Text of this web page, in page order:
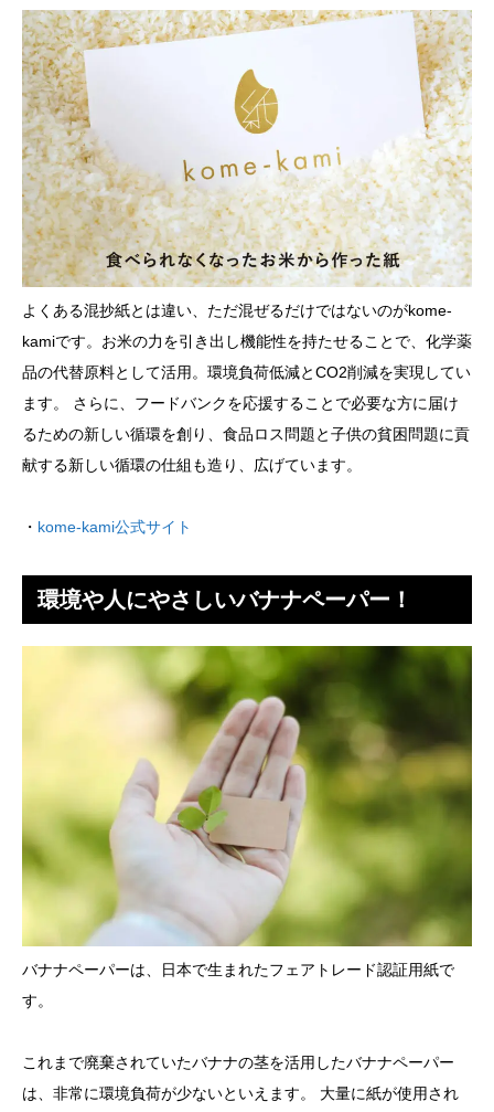
よくある混抄紙とは違い、ただ混ぜるだけではないのがkome-
kamiです。お米の力を引き出し機能性を持たせることで、化学薬
品の代替原料として活用。環境負荷低減とCO2削減を実現してい
ます。 さらに、フードバンクを応援することで必要な方に届け
るための新しい循環を創り、食品ロス問題と子供の貧困問題に貢
献する新しい循環の仕組も造り、広げています。
・ kome-kami公式サイト
環境や人にやさしいバナナペーパー！
バナナペーパーは、日本で生まれたフェアトレード認証用紙で
す。
これまで廃棄されていたバナナの茎を活用したバナナペーパー
は、非常に環境負荷が少ないといえます。 大量に紙が使用され